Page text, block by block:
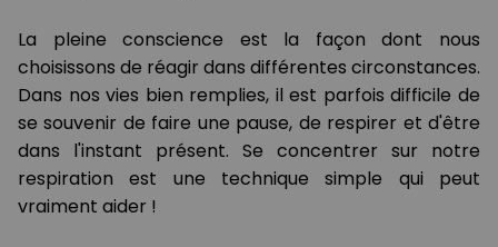
La pleine conscience est la façon dont nous
choisissons de réagir dans différentes circonstances.
Dans nos vies bien remplies, il est parfois difficile de
se souvenir de faire une pause, de respirer et d'être
dans l'instant présent. Se concentrer sur notre
respiration est une technique simple qui peut
vraiment aider !